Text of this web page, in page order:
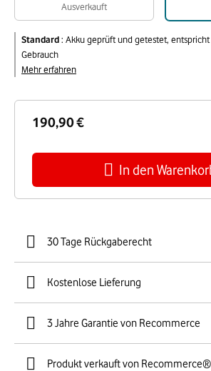
190,90 €
In den
Ausverkauft
Standard: Akku geprüft und getestet,
Gebrauch
Mehr erfahren
30 Tage Rückgaberecht
Kostenlose Lieferung
3 Jahre Garantie von Recommerce
Produkt verkauft von